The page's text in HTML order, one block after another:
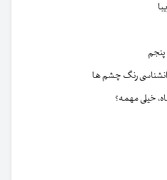
رنگ چشم ها
خیلی مهمه؟